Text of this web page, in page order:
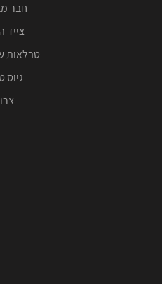
חבר
צייד
טבלאות
גיוס